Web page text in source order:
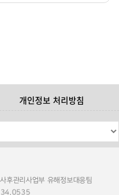
개인정보 처리방침
후관리사업부 유해정보대응팀